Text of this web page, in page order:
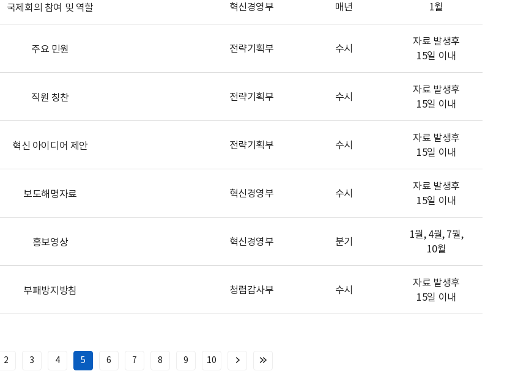
국제회의 참여 및 역할 혁신경영부 매년 1월
주요 민원 전략기획부 수시
자료 발생후
15일 이내
직원 칭찬 전략기획부 수시
자료 발생후
15일 이내
혁신 아이디어 제안 전략기획부 수시
자료 발생후
15일 이내
보도해명자료 혁신경영부 수시
자료 발생후
15일 이내
홍보영상 혁신경영부 분기
1월, 4월, 7월,
10월
부패방지방침 청렴감사부 수시
자료 발생후
15일 이내
2 3 4 5 6 7 8 9 10
다
마